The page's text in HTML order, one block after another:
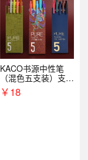
KACO书源中性笔
（混色五支装）支持
logo定制
￥18